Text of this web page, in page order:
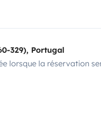
329), Portugal
lorsque la réservation